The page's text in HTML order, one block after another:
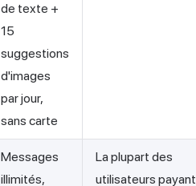
de texte +
15
suggestions
d'images
par jour,
sans carte
Messages
illimités,
La plupart des
utilisateurs